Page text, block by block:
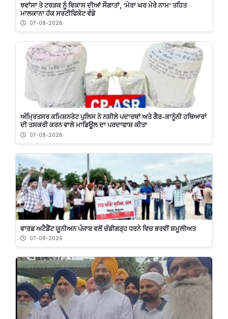
ਝਵਾਂਸਾ ਤੇ ਟਰੜਕ ਨੂੰ ਵਿਕਾਸ ਦੀਆਂ ਸੌਗਾਤਾਂ, ‘ਮੇਰਾ ਘਰ ਮੇਰੇ ਨਾਮ’ ਤਹਿਤ
ਮਾਲਕਾਨਾ ਹੱਕ ਸਰਟੀਫਿਕੇਟ ਵੰਡੇ
07-08-2026
ਅੰਮ੍ਰਿਤਸਰ ਕਮਿਸ਼ਨਰੇਟ ਪੁਲਿਸ ਨੇ ਨਸ਼ੀਲੇ ਪਦਾਰਥਾਂ ਅਤੇ ਗੈਰ-ਕਾਨੂੰਨੀ ਹਥਿਆਰਾਂ
ਦੀ ਤਸਕਰੀ ਕਰਨ ਵਾਲੇ ਮਾਡਿਊਲ ਦਾ ਪਰਦਾਫਾਸ਼ ਕੀਤਾ
07-08-2026
ਵਾਰਡ ਅਟੈਡੈਂਟ ਯੂਨੀਅਨ ਪੰਜਾਬ ਵਲੋਂ ਚੰਡੀਗੜ੍ਹ ਧਰਨੇ ਵਿਚ ਭਰਵੀਂ ਸ਼ਮੂਲੀਅਤ
07-08-2026